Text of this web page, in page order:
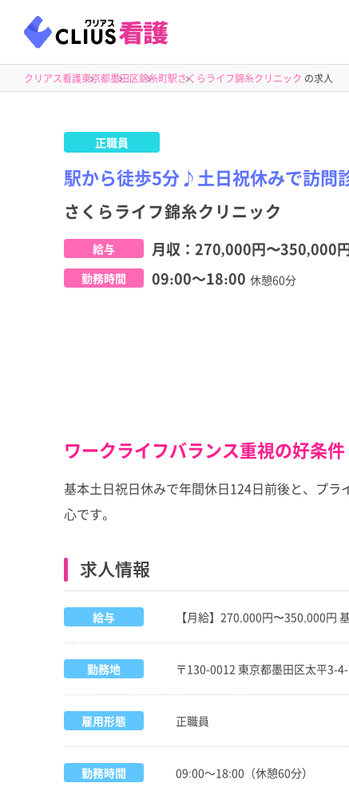
クリアス看護東京都墨田区錦糸町駅さくらライフ錦糸クリニック の求人
正職員
駅から徒歩5分♪土日祝休みで訪問
さくらライフ錦糸クリニック
給与 月収： 270,000円〜350,000
勤務時間
09:00～18:00 休憩60分
ワークライフバランス重視の好条件
基本土日祝日休みで年間休日124日前後と、プ
心です。
求人情報
給与 【月給】270,000円〜350,000円
勤務地 〒130-0012 東京都墨田区太平3-
雇用形態 正職員
勤務時間 09:00～18:00（休憩60分）